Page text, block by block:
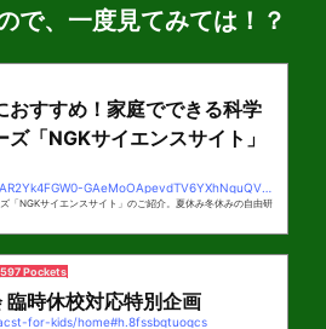
で、一度見てみては！？
おすすめ！家庭でできる科学
ズ「NGKサイエンスサイト」
「NGKサイエンスサイト」のご紹介。夏休み冬休みの自由研
597 Pockets
時休校対応特別企画
for-kids/home#h.8fssbqtuoqcs